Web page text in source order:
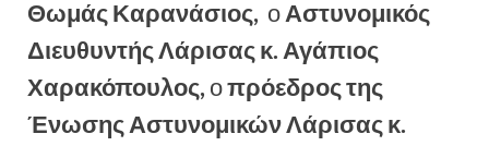
Θωμάς Καρανάσιος, οΑστυνομικός
Διευθυντής Λάρισας κ. Αγάπιος
Χαρακόπουλος, οπρόεδρος της
Ένωσης Αστυνομικών Λάρισας κ.